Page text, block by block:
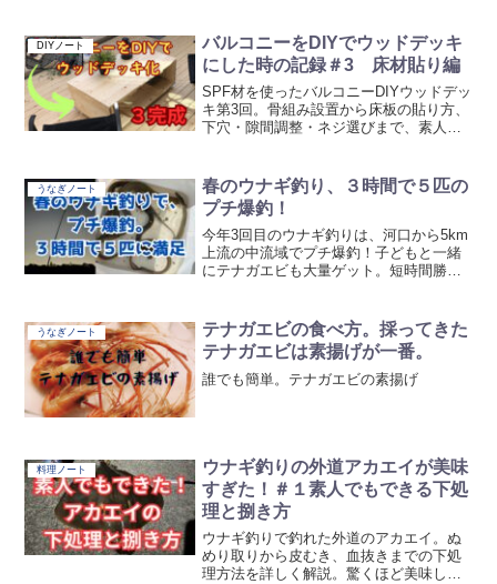
DIYノート
バルコニーをDIYでウッドデッキ
にした時の記録＃3 床材貼り編
SPF材を使ったバルコニーDIYウッドデッ
キ第3回。骨組み設置から床板の貼り方、
下穴・隙間調整・ネジ選びまで、素人で
うなぎノート
春のウナギ釣り、３時間で５匹の
プチ爆釣！
今年3回目のウナギ釣りは、河口から5km
上流の中流域でプチ爆釣！子どもと一緒
にテナガエビも大量ゲット。短時間勝負
うなぎノート
テナガエビの食べ方。採ってきた
テナガエビは素揚げが一番。
誰でも簡単。テナガエビの素揚げ
料理ノート
ウナギ釣りの外道アカエイが美味
すぎた！＃１素人でもできる下処
理と捌き方
ウナギ釣りで釣れた外道のアカエイ。ぬ
めり取りから皮むき、血抜きまでの下処
理方法を詳しく解説。驚くほど美味しい